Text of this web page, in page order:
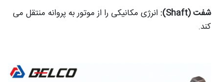
شفت (Shaft):
انرژی مکانیکی را از موتور به پروانه منتقل می
کند.